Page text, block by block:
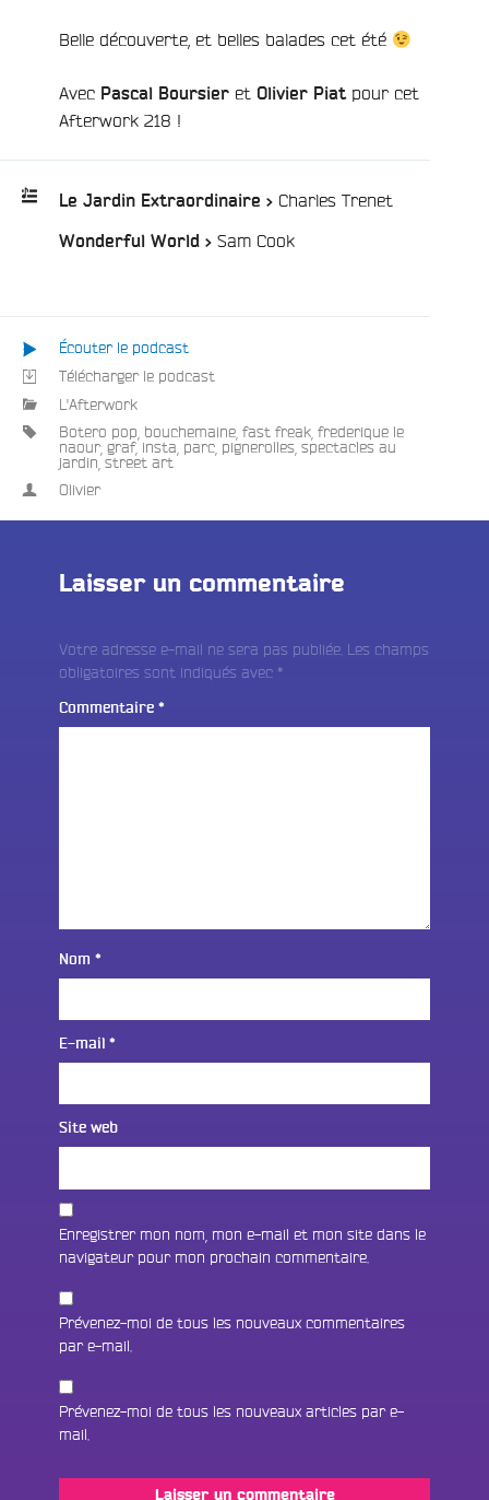
Belle découverte, et belles balades cet été
Avec Pascal Boursier et Olivier Piat pour cet
Afterwork 218 !
Playlist
Le Jardin Extraordinaire > Charles Trenet
Wonderful World > Sam Cook/
Écouter le podcast
Télécharger le podcast
L'Afterwork
Botero pop bouchemaine fast freak frederique le
naour, graf, insta parc pignerolles spectacles au
jardin street art
Olivier
Laisser un commentaire
Votre adresse e-mail ne sera pas publiée. Les champs
obligatoires sont indiqués avec *
Commentaire *
Nom *
E-mail *
Site web
Enregistrer mon nom, mon e-mail et mon site dans le
navigateur pour mon prochain commentaire.
Prévenez-moi de tous les nouveaux commentaires
par e-mail.
Prévenez-moi de tous les nouveaux articles par e-
mail.